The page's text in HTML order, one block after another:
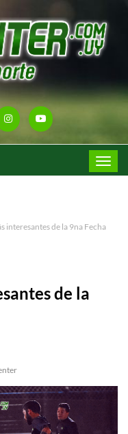
Toggle
interesantes de la 9na Fecha
de la